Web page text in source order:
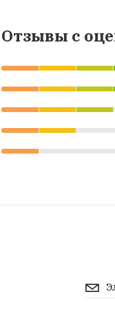
Отзывы с